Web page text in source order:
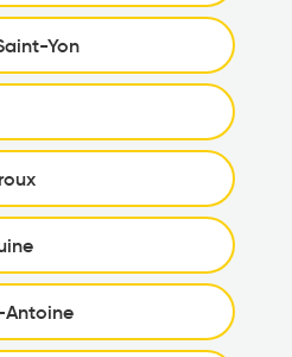
Yon
Antoine